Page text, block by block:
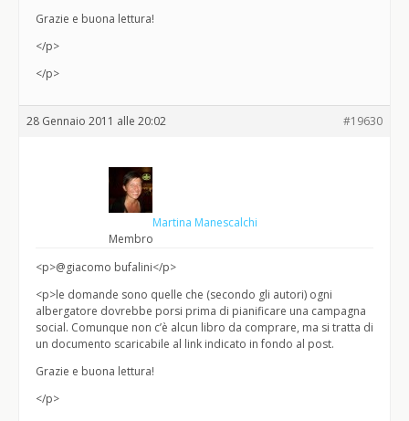
Grazie e buona lettura!
</p>
</p>
28 Gennaio 2011 alle 20:02 #19630
Martina Manescalchi
Membro
<p>@giacomo bufalini</p>
<p>le domande sono quelle che (secondo gli autori) ogni
albergatore dovrebbe porsi prima di pianificare una campagna
social. Comunque non c’è alcun libro da comprare, ma si tratta di
un documento scaricabile al link indicato in fondo al post.
Grazie e buona lettura!
</p>